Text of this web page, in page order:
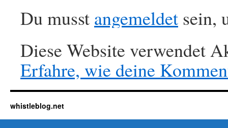
Du musst angemeldet sein,
Diese Website verwendet
Erfahre, wie deine
whistleblog.net